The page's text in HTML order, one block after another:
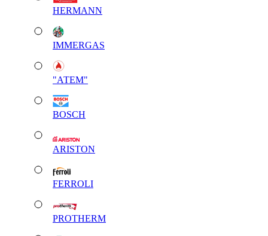
HERMANN
IMMERGAS
"АТЕМ"
BOSCH
ARISTON
FERROLI
PROTHERM